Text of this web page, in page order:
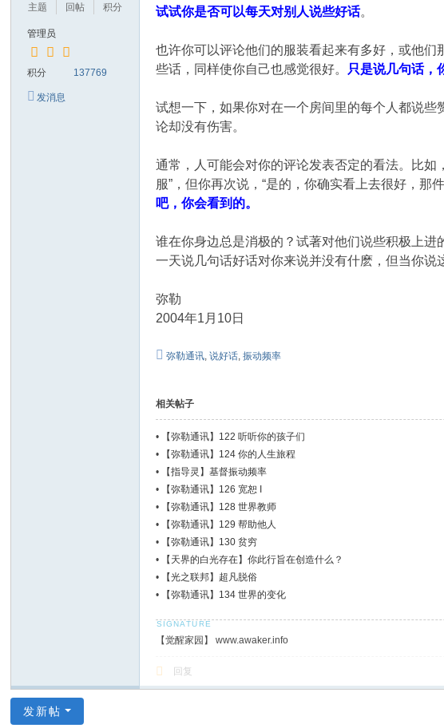
主题
回帖
积分
管理员
积分 137769
发消息
试试你是否可以每天对别人说些好话。
也许你可以评论他们的服装看起来有多好，或他
些话，同样使你自己也感觉很好。 只是说几句话，
试想一下，如果你对在一个房间里的每个人都说
论却没有伤害。
通常，人可能会对你的评论发表否定的看法。比如
服”，但你再次说，“是的，你确实看上去很好，那
吧，你会看到的。
谁在你身边总是消极的？试著对他们说些积极上
一天说几句话好话对你来说并没有什麽，但当你说
弥勒
2004年1月10日
弥勒通讯,说好话,振动频率
相关帖子
• 【弥勒通讯】122 听听你的孩子们
•
【弥勒通讯】124 你的人生旅程
•
【指导灵】基督振动频率
•
【弥勒通讯】126 宽恕 I
•
【弥勒通讯】128 世界教师
•
【弥勒通讯】129 帮助他人
•
【弥勒通讯】130 贫穷
•
【天界的白光存在】你此行旨在创造什么？
•
【光之联邦】超凡脱俗
•
【弥勒通讯】134 世界的变化
【觉醒家园】 www.awaker.info
回复
发新帖